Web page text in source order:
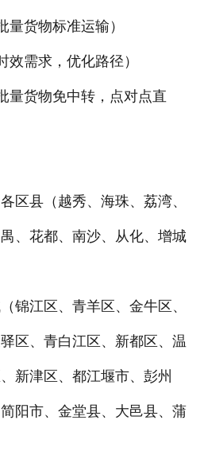
量货物标准运输）
效需求，优化路径）
量货物免中转，点对点直
区县（越秀、海珠、荔湾、
、花都、南沙、从化、增城
锦江区、青羊区、金牛区、
区、青白江区、新都区、温
新津区、都江堰市、彭州
阳市、金堂县、大邑县、蒲